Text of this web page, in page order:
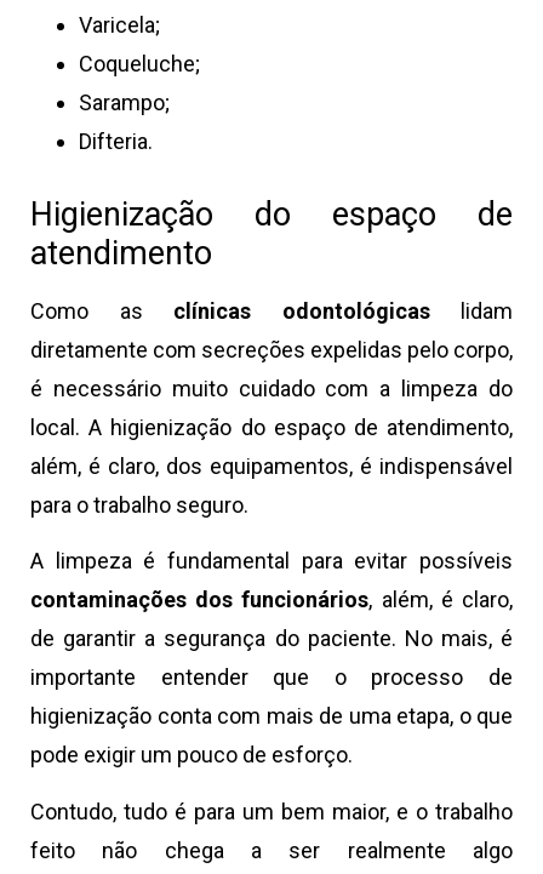
Varicela;
Coqueluche;
Sarampo;
Difteria.
Higienização do espaço de
atendimento
Como as clínicas odontológicaslidam
diretamente com secreções expelidas pelo corpo,
é necessário muito cuidado com a limpeza do
local. A higienização do espaço de atendimento,
além, é claro, dos equipamentos, é indispensável
para o trabalho seguro.
A limpeza é fundamental para evitar possíveis
contaminações dos funcionários, além, é claro,
de garantir a segurança do paciente. No mais, é
importante entender que o processo de
higienização conta com mais de uma etapa, o que
pode exigir um pouco de esforço.
Contudo, tudo é para um bem maior, e o trabalho
feito não chega a ser realmente algo